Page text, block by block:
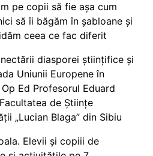
pe copii să fie așa cum
să îi băgăm în șabloane și
ceea ce fac diferit
diasporei științifice și
Uniunii Europene în
Ed Profesorul Eduard
de Științe
„Lucian Blaga” din Sibiu
Elevii și copiii de